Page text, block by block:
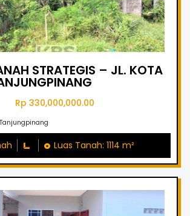
STRATEGIS – JL. KOTA
Rp 330,000,000.00
Luas Tanah: 1114 m²